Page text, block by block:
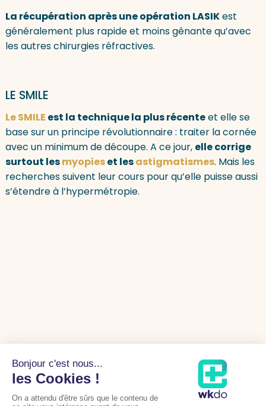
La récupération après une opération LASIKest
généralement plus rapide et moins gênante qu’avec
les autres chirurgies réfractives.
LE SMILE
Le SMILE est la technique la plus récenteet elle se
base sur un principe révolutionnaire : traiter la cornée
avec un minimum de découpe. A ce jour, elle corrige
surtout lesmyopieset lesastigmatismes. Mais les
recherches suivent leur cours pour qu’elle puisse aussi
s’étendre à l’hypermétropie.